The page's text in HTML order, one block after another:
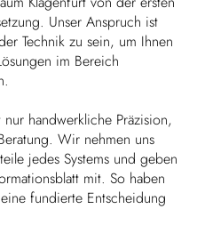
Unser Anspruch ist
Technik zu sein, um Ihnen
im Bereich
handwerkliche Präzision,
Wir nehmen uns
jedes Systems und geben
mit. So haben
fundierte Entscheidung